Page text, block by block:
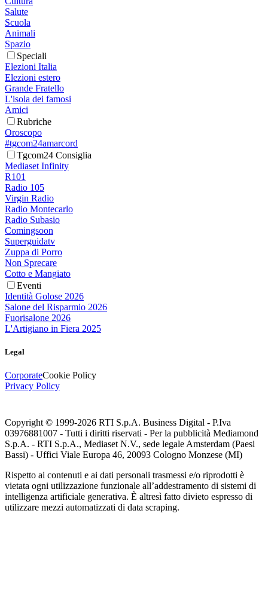
Salute
Scuola
Animali
Spazio
Speciali
Elezioni Italia
Elezioni estero
Grande Fratello
L'isola dei famosi
Amici
Rubriche
Oroscopo
#tgcom24amarcord
Tgcom24 Consiglia
Mediaset Infinity
R101
Radio 105
Virgin Radio
Radio Montecarlo
Radio Subasio
Comingsoon
Superguidatv
Zuppa di Porro
Non Sprecare
Cotto e Mangiato
Eventi
Identità Golose 2026
Salone del Risparmio 2026
Fuorisalone 2026
L'Artigiano in Fiera 2025
Legal
CorporateCookie Policy
Privacy Policy
Copyright © 1999-2026 RTI S.p.A. Business Digital - P.Iva
03976881007 - Tutti i diritti riservati - Per la pubblicità Mediamond
S.p.A. - RTI S.p.A., Mediaset N.V., sede legale Amsterdam (Paesi
Bassi) - Uffici Viale Europa 46, 20093 Cologno Monzese (MI)
Rispetto ai contenuti e ai dati personali trasmessi e/o riprodotti è
vietata ogni utilizzazione funzionale all’addestramento di sistemi di
intelligenza artificiale generativa. È altresì fatto divieto espresso di
utilizzare mezzi automatizzati di data scraping.